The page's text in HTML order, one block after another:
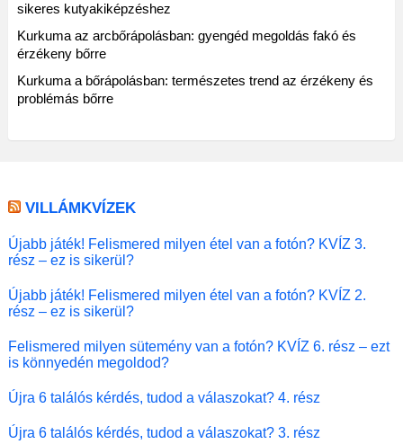
sikeres kutyakiképzéshez
Kurkuma az arcbőrápolásban: gyengéd megoldás fakó és
érzékeny bőrre
Kurkuma a bőrápolásban: természetes trend az érzékeny és
problémás bőrre
VILLÁMKVÍZEK
Újabb játék! Felismered milyen étel van a fotón? KVÍZ 3.
rész – ez is sikerül?
Újabb játék! Felismered milyen étel van a fotón? KVÍZ 2.
rész – ez is sikerül?
Felismered milyen sütemény van a fotón? KVÍZ 6. rész – ezt
is könnyedén megoldod?
Újra 6 találós kérdés, tudod a válaszokat? 4. rész
Újra 6 találós kérdés, tudod a válaszokat? 3. rész